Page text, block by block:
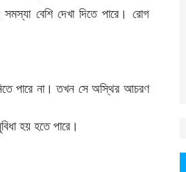
বেশি দেখা দিতে পারে। রোগ
পারে না। তখন সে অস্থির আচরণ
হয় হতে পারে।